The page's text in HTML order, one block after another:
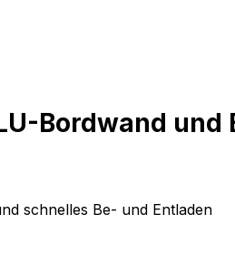
Bordwand
schnelles Be- und Entladen